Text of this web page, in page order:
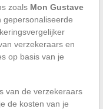
zoals Mon Gustave
gepersonaliseerde
verzekeraars en
op basis van je
van de verzekeraars
de kosten van je